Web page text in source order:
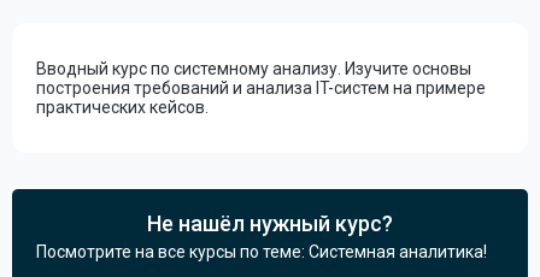
Вводный курс по системному анализу. Изучите основы
построения требований и анализа IT-систем на примере
практических кейсов.
Не нашёл нужный курс?
Посмотрите на все курсы по теме: Системная аналитика!